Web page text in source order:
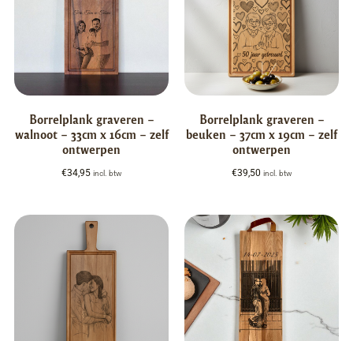
Borrelplank graveren –
walnoot – 33cm x 16cm – zelf
ontwerpen
€34,95 incl. btw
Borrelplank graveren –
beuken – 37cm x 19cm – zelf
ontwerpen
€39,50 incl. btw